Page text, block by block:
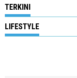
TERKINI
LIFESTYLE